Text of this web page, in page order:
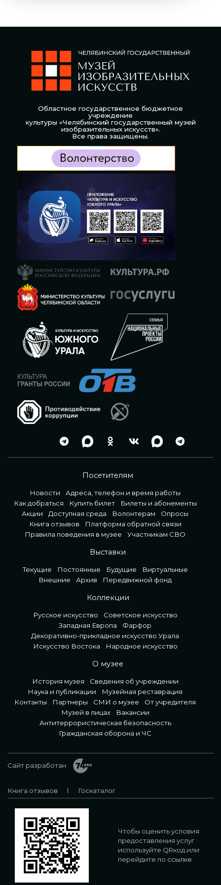
Областное государственное бюджетное
учреждение
культуры «Челябинский государственный музей
изобразительных искусств».
Все права защищены.
Посетителям
Новости
Адреса, телефон и время работы
Как добраться
Купить билет
Билеты и абонементы
Акции
Доступная среда Волонтерам
Опросы
Книга отзывов
Платформа обратной связи
Правила поведения в музее
Участникам СВО
Выставки
Текущие Постоянные Будущие
Виртуальные
Внешние
Архив Передвижной фонд
Коллекции
Русское искусство
Советское искусство
Западная Европа
Фарфор
Декоративно-прикладное искусство Урала
Искусство Востока
Народное искусство
О музее
История музея
Сведения об учреждении
Наука и публикации
Музейная реставрация
Контакты
Партнеры СМИ о музее
От учредителя
Музей в лицах
Вакансии
Антитеррористическая безопасность
Гражданская оборона и ЧС
Сайт разработан
Книга отзывов Госкаталог
Чтобы оценить условия
предоставления услуг
используйте QRкод или
перейдите по ссылке